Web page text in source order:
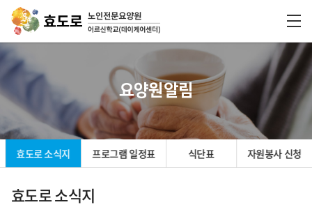
요양원알림
효도로 소식지 프로그램 일정표 식단표 자원봉사 신청
효도로 소식지